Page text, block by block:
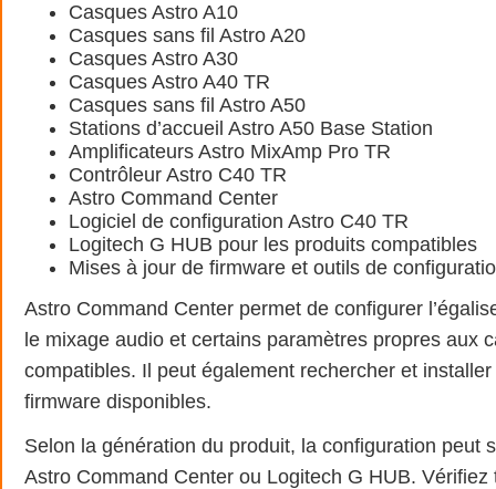
Casques Astro A10
Casques sans fil Astro A20
Casques Astro A30
Casques Astro A40 TR
Casques sans fil Astro A50
Stations d’accueil Astro A50 Base Station
Amplificateurs Astro MixAmp Pro TR
Contrôleur Astro C40 TR
Astro Command Center
Logiciel de configuration Astro C40 TR
Logitech G HUB pour les produits compatibles
Mises à jour de firmware et outils de
Astro Command Center permet de configurer
le mixage audio et certains paramètres propres aux
compatibles. Il peut également rechercher et
firmware disponibles.
Selon la génération du produit, la configuration peut
Astro Command Center ou Logitech G HUB. Vérifiez